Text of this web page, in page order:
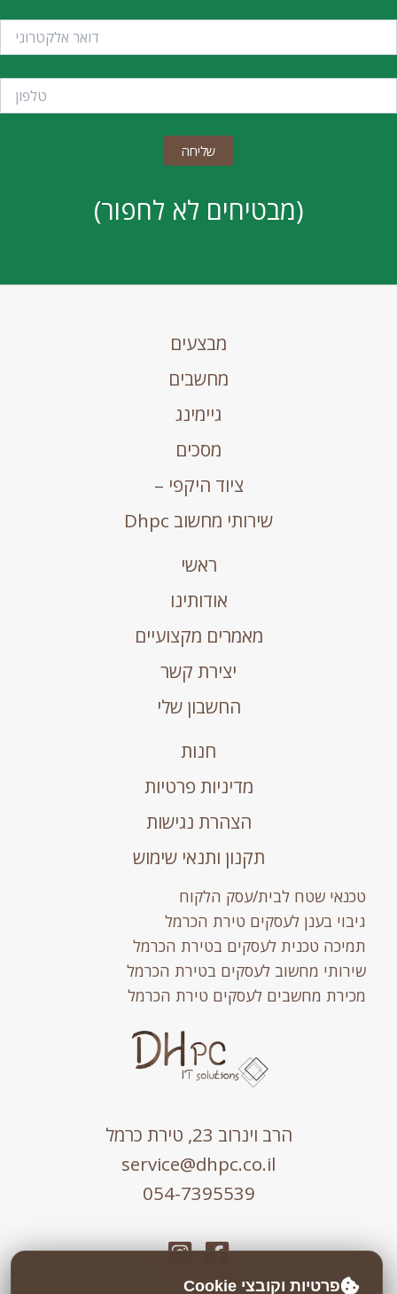
(מבטיחים לא לחפור)
מבצעים
מחשבים
גיימינג
מסכים
ציוד היקפי –
שירותי מחשוב Dhpc
ראשי
אודותינו
מאמרים מקצועיים
יצירת קשר
החשבון שלי
חנות
מדיניות פרטיות
הצהרת נגישות
תקנון ותנאי שימוש
טכנאי שטח לבית/עסק הלקוח
גיבוי בענן לעסקים טירת הכרמל
תמיכה טכנית לעסקים בטירת הכרמל
שירותי מחשוב לעסקים בטירת הכרמל
מכירת מחשבים לעסקים טירת הכרמל
הרב וינרוב 23, טירת כרמל
service@dhpc.co.il
054-7395539
פרטיות וקובצי Cookie